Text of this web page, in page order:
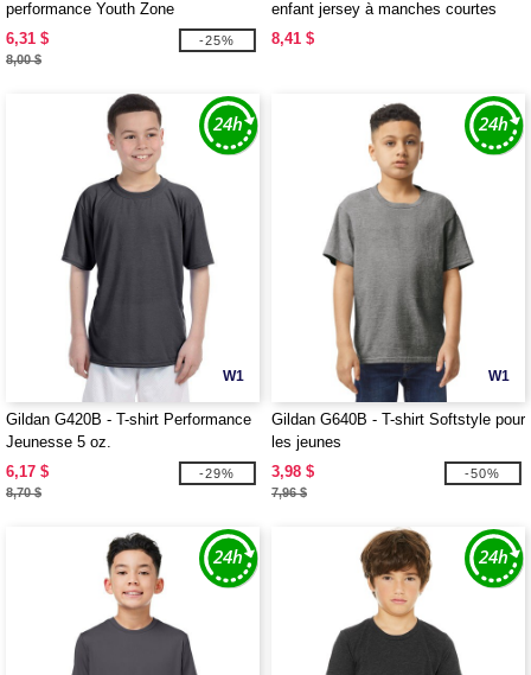
performance Youth Zone
6,31 $
8,00 $
-25%
enfant jersey à manches courtes
8,41 $
W1
Gildan G420B - T-shirt Performance
Jeunesse 5 oz.
6,17 $
8,70 $
-29%
W1
Gildan G640B - T-shirt Softstyle pour
les jeunes
3,98 $
7,96 $
-50%